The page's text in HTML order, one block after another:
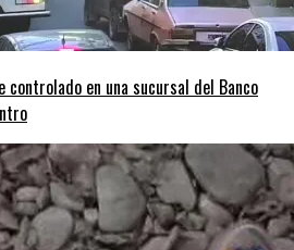
controlado en una sucursal del Banco